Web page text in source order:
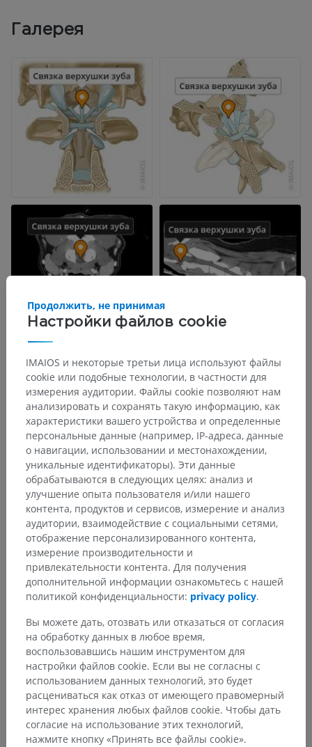
Галерея
Анатомическая иерархия
Анатомия животных
Артрология>
Соединения позвоночного столба, грудной
клетки и черепа
Атлантоосевой сустав
Связка верхушки зуба
Основные структуры:
Нет анатомических терминов,
относящихся к этой части тела
Настройки файлов cookie
Продолжить, не принимая
IMAIOS и некоторые третьи лица используют файлы
cookie или подобные технологии, в частности для
измерения аудитории. Файлы cookie позволяют нам
анализировать и сохранять такую информацию, как
характеристики вашего устройства и определенные
персональные данные (например, IP-адреса, данные
о навигации, использовании и местонахождении,
уникальные идентификаторы). Эти данные
обрабатываются в следующих целях: анализ и
улучшение опыта пользователя и/или нашего
контента, продуктов и сервисов, измерение и анализ
аудитории, взаимодействие с социальными сетями,
отображение персонализированного контента,
измерение производительности и
привлекательности контента. Для получения
дополнительной информации ознакомьтесь с нашей
политикой конфиденциальности: privacy policy.
Вы можете дать, отозвать или отказаться от согласия
на обработку данных в любое время,
воспользовавшись нашим инструментом для
настройки файлов cookie. Если вы не согласны с
использованием данных технологий, это будет
расцениваться как отказ от имеющего правомерный
интерес хранения любых файлов cookie. Чтобы дать
согласие на использование этих технологий,
нажмите кнопку «Принять все файлы cookie».